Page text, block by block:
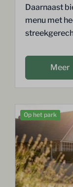
Daarnaast
menu met
Meer
Op het park